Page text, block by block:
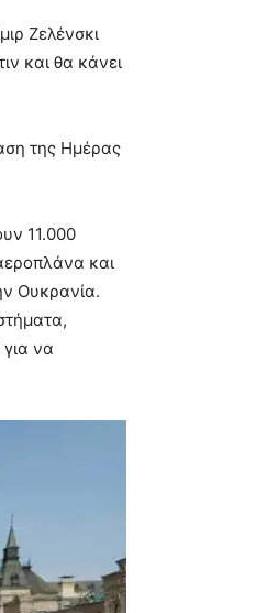
Ζελένσκι
και θα κάνει
της Ημέρας
11.000
και
Ουκρανία.
να